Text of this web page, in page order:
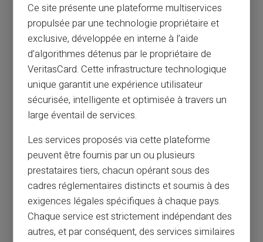
Ce site présente une plateforme multiservices
propulsée par une technologie propriétaire et
exclusive, développée en interne à l’aide
d’algorithmes détenus par le propriétaire de
VeritasCard. Cette infrastructure technologique
unique garantit une expérience utilisateur
sécurisée, intelligente et optimisée à travers un
large éventail de services.
Les services proposés via cette plateforme
peuvent être fournis par un ou plusieurs
prestataires tiers, chacun opérant sous des
cadres réglementaires distincts et soumis à des
exigences légales spécifiques à chaque pays.
Chaque service est strictement indépendant des
autres, et par conséquent, des services similaires